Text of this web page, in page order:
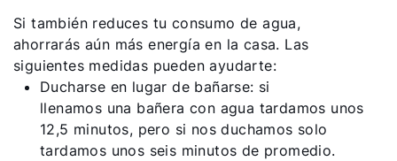
Si también reduces tu consumo de agua,
ahorrarás aún más energía en la casa. Las
siguientes medidas pueden ayudarte:
Ducharse en lugar de bañarse: si
llenamos una bañera con agua tardamos unos
12,5 minutos, pero si nos duchamos solo
tardamos unos seis minutos de promedio.